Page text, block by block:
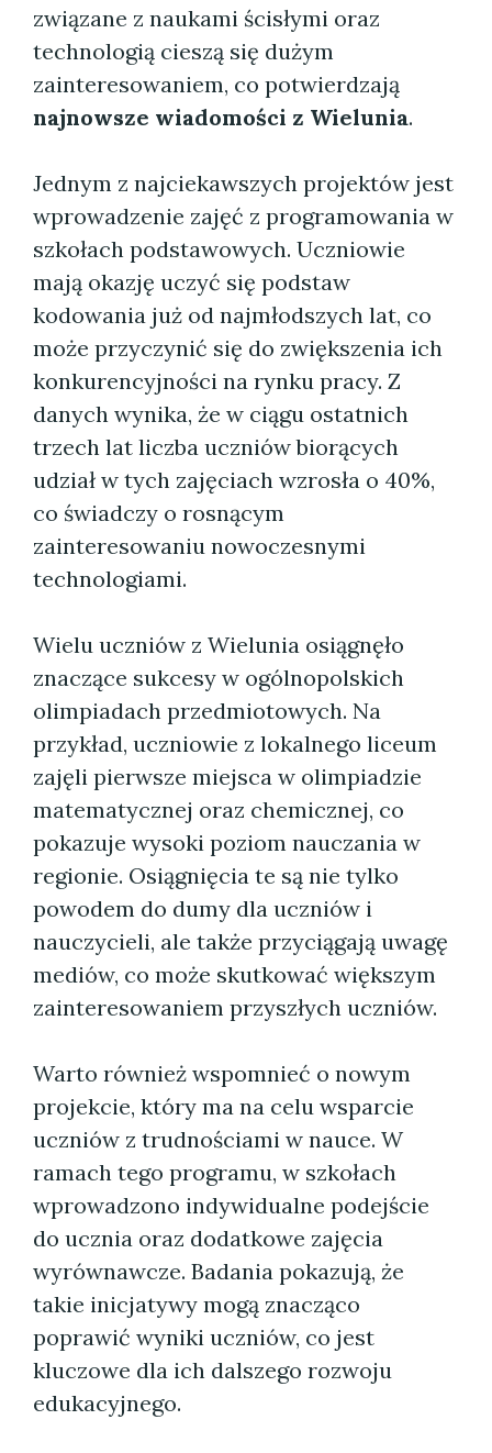
związane z naukami ścisłymi oraz
technologią cieszą się dużym
zainteresowaniem, co potwierdzają
najnowsze wiadomości z Wielunia.
Jednym z najciekawszych projektów jest
wprowadzenie zajęć z programowania w
szkołach podstawowych. Uczniowie
mają okazję uczyć się podstaw
kodowania już od najmłodszych lat, co
może przyczynić się do zwiększenia ich
konkurencyjności na rynku pracy. Z
danych wynika, że w ciągu ostatnich
trzech lat liczba uczniów biorących
udział w tych zajęciach wzrosła o 40%,
co świadczy o rosnącym
zainteresowaniu nowoczesnymi
technologiami.
Wielu uczniów z Wielunia osiągnęło
znaczące sukcesy w ogólnopolskich
olimpiadach przedmiotowych. Na
przykład, uczniowie z lokalnego liceum
zajęli pierwsze miejsca w olimpiadzie
matematycznej oraz chemicznej, co
pokazuje wysoki poziom nauczania w
regionie. Osiągnięcia te są nie tylko
powodem do dumy dla uczniów i
nauczycieli, ale także przyciągają uwagę
mediów, co może skutkować większym
zainteresowaniem przyszłych uczniów.
Warto również wspomnieć o nowym
projekcie, który ma na celu wsparcie
uczniów z trudnościami w nauce. W
ramach tego programu, w szkołach
wprowadzono indywidualne podejście
do ucznia oraz dodatkowe zajęcia
wyrównawcze. Badania pokazują, że
takie inicjatywy mogą znacząco
poprawić wyniki uczniów, co jest
kluczowe dla ich dalszego rozwoju
edukacyjnego.